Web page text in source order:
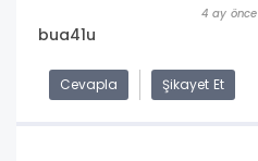
4 ay önce
bua41u
Cevapla Şikayet Et